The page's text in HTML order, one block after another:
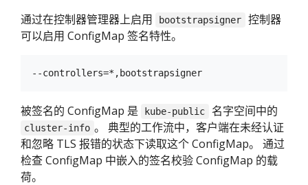
通过在控制器管理器上启用
bootstrapsigner
控制器
可以启用 ConfigMap 签名特性。
被签名的 ConfigMap 是 kube-public 名字空间中的
cluster-info 。 典型的工作流中，客户端在未经认证
和忽略 TLS 报错的状态下读取这个 ConfigMap。 通过
检查 ConfigMap 中嵌入的签名校验 ConfigMap 的载
荷。